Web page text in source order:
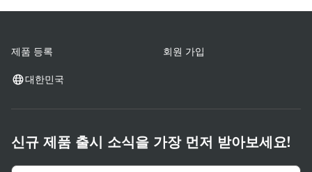
제품 등록 회원 가입
대한민국
신규 제품 출시 소식을 가장 먼저 받아보세요!